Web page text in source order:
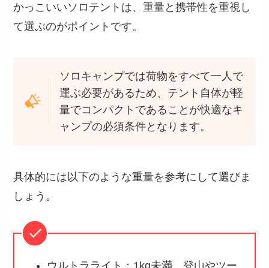
かっこいいソロテントは、重量と携帯性を重視し
て選ぶのがポイントです。
ソロキャンプでは荷物をすべて一人で
運ぶ必要があるため、テント自体が軽
量でコンパクトであることが快適なキ
ャンプの必須条件となります。
具体的には以下のような重量を参考にして選びま
しょう。